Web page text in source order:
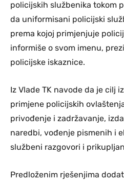
policijskih službenika tokom
da uniformisani policijski
prema kojoj primjenjuje
informiše o svom imenu,
policijske iskaznice.
Iz Vlade TK navode da je cilj
primjene policijskih
privođenje i zadržavanje,
naredbi, vođenje pismenih i
službeni razgovori i
Predloženim rješenjima